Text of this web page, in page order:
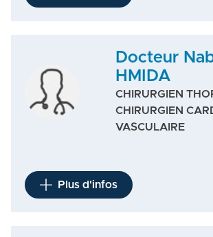
Docteur
HMIDA
CHIRURGIEN
CHIRURGIEN
VASCULAIRE
Plus d'infos